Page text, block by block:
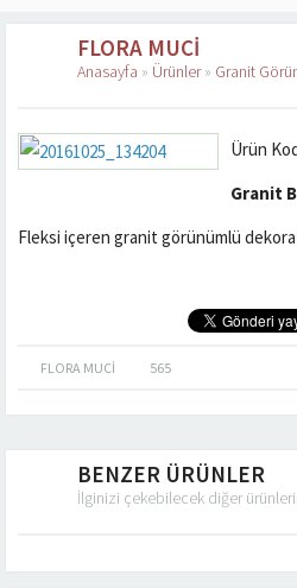
FLORA MUCI
Anasayfa » Ürünler» Granit
Ürün
Granit
Fleksi içeren granit görünümlü
FLORA MUCI 565
BENZER ÜRÜNLER
İlginizi çekebilecek diğer